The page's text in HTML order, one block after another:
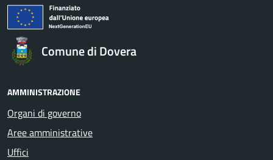
Comune di Dovera
AMMINISTRAZIONE
Organi di governo
Aree amministrative
Uffici